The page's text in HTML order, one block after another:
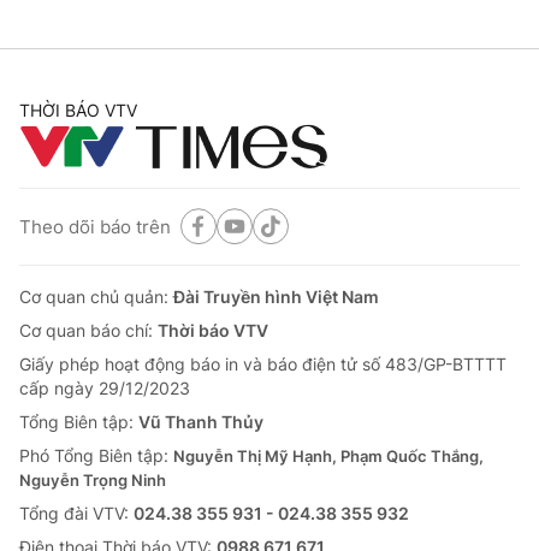
THỜI BÁO VTV
Theo dõi báo trên
Cơ quan chủ quản:Đài Truyền hình Việt Nam
Cơ quan báo chí: Thời báo VTV
Giấy phép hoạt động báo in và báo điện tử số 483/GP-BTTTT
cấp ngày 29/12/2023
Tổng Biên tập: Vũ Thanh Thủy
Phó Tổng Biên tập: Nguyễn Thị Mỹ Hạnh, Phạm Quốc Thắng,
Nguyễn Trọng Ninh
Tổng đài VTV: 024.38 355 931 - 024.38 355 932
Ðiện thoại Thời báo VTV: 0988 671 671